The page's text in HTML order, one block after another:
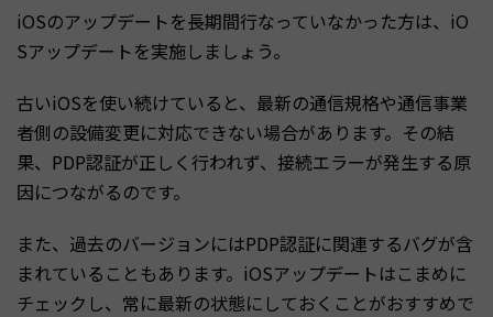
iOSのアップデートを長期間行なっていなかった方は、iO
Sアップデートを実施しましょう。
古いiOSを使い続けていると、最新の通信規格や通信事業
者側の設備変更に対応できない場合があります。その結
果、PDP認証が正しく行われず、接続エラーが発生する原
因につながるのです。
また、過去のバージョンにはPDP認証に関連するバグが含
まれていることもあります。iOSアップデートはこまめに
チェックし、常に最新の状態にしておくことがおすすめで